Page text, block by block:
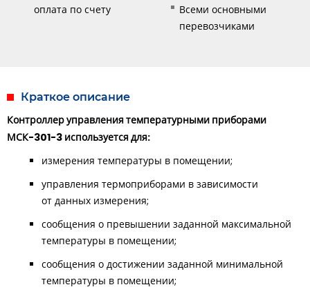
оплата по счету
Всеми основными
перевозчиками
Краткое описание
Контроллер управления температурными приборами
МСК-301-3 используется для:
измерения температуры в помещении;
управления термоприборами в зависимости
от данных измерения;
сообщения о превышении заданной максимальной
температуры в помещении;
сообщения о достижении заданной минимальной
температуры в помещении;